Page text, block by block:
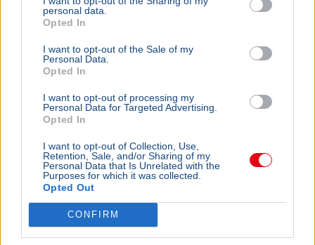
personal data.
Opted In
I want to opt-out of the Sale of my
Personal Data.
Opted In
I want to opt-out of processing my
Personal Data for Targeted Advertising.
Opted In
I want to opt-out of Collection, Use,
Retention, Sale, and/or Sharing of my
Personal Data that Is Unrelated with the
Purposes for which it was collected.
Opted Out
CONFIRM
Labdarúgás MLSZ
meccs időpontját annak ellenére, hogy Budapesten 40
fokos hőség várható. Bővebben...
Olimpia